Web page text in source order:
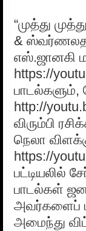
“முத்து
&
எஸ்.ஜானகி
https://
http://
விரும்பி
நெலா
https://
பட்டியலில்
பாடல்கள்
அவர்களைப்
அமைந்து